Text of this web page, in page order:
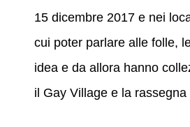
15 dicembre 2017 e nei
cui poter parlare alle folle,
idea e da allora hanno
il Gay Village e la